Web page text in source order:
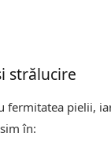
strălucire
fermitatea pielii,
în: